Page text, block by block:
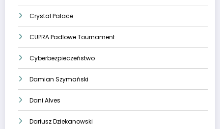
Crystal Palace
CUPRA Padlowe Tournament
Cyberbezpieczeństwo
Damian Szymański
Dani Alves
Dariusz Dziekanowski